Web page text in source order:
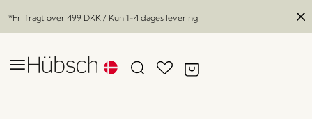
*Fri fragt over 499 DKK / Kun 1-4 dages levering